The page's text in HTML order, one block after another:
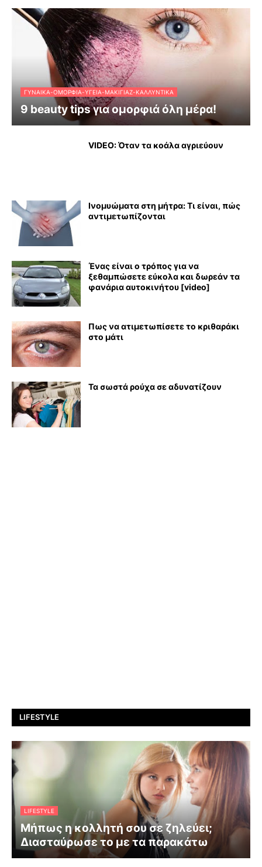
ΓΥΝΑΊΚΑ-ΟΜΟΡΦΙΆ-ΥΓΕΊΑ-ΜΑΚΙΓΙΆΖ-ΚΑΛΛΥΝΤΙΚΆ
9 beauty tips για ομορφιά όλη μέρα!
VIDEO: Όταν τα κοάλα αγριεύουν
Ινομυώματα στη μήτρα: Τι είναι, πώς
αντιμετωπίζονται
Ένας είναι ο τρόπος για να
ξεθαμπώσετε εύκολα και δωρεάν τα
φανάρια αυτοκινήτου [video]
Πως να ατιμετωπίσετε το κριθαράκι
στο μάτι
Τα σωστά ρούχα σε αδυνατίζουν
LIFESTYLE
LIFESTYLE
Μήπως η κολλητή σου σε ζηλεύει;
Διασταύρωσε το με τα παρακάτω